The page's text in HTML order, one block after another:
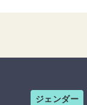
ジェンダー